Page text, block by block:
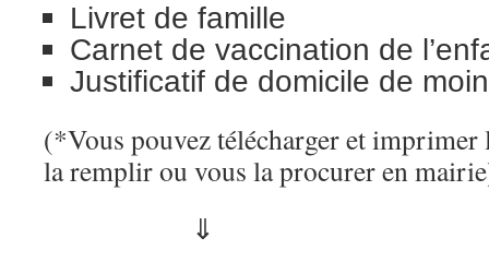
Livret de famille
Carnet de vaccination de
Justificatif de domicile de
(*Vous pouvez télécharger et
la remplir ou vous la procurer en
⇓